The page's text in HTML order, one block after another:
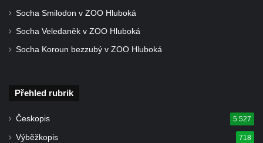
Socha Smilodon v ZOO Hluboká
Socha Veledaněk v ZOO Hluboká
Socha Koroun bezzubý v ZOO Hluboká
Přehled rubrik
Českopis 5 527
Výběžkopis 718